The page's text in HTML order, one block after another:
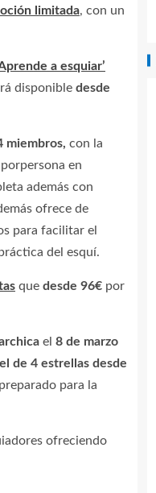
limitada, con un
a esquiar’
disponible desde
miembros, con la
porpersona en
además con
ofrece de
para facilitar el
del esquí.
que desde 96€ por
el 8 de marzo
de 4 estrellas desde
para la
ofreciendo